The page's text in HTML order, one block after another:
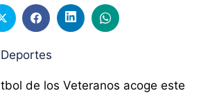
Deportes
de los Veteranos acoge este